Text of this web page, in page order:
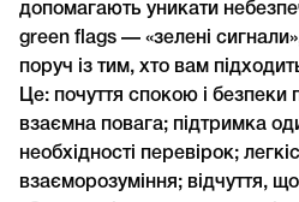
допомагають уникати
green flags — «зелені
поруч із тим, хто вам
Це: почуття спокою і безпеки
взаємна повага; підтримка
необхідності перевірок;
взаєморозуміння; відчуття,